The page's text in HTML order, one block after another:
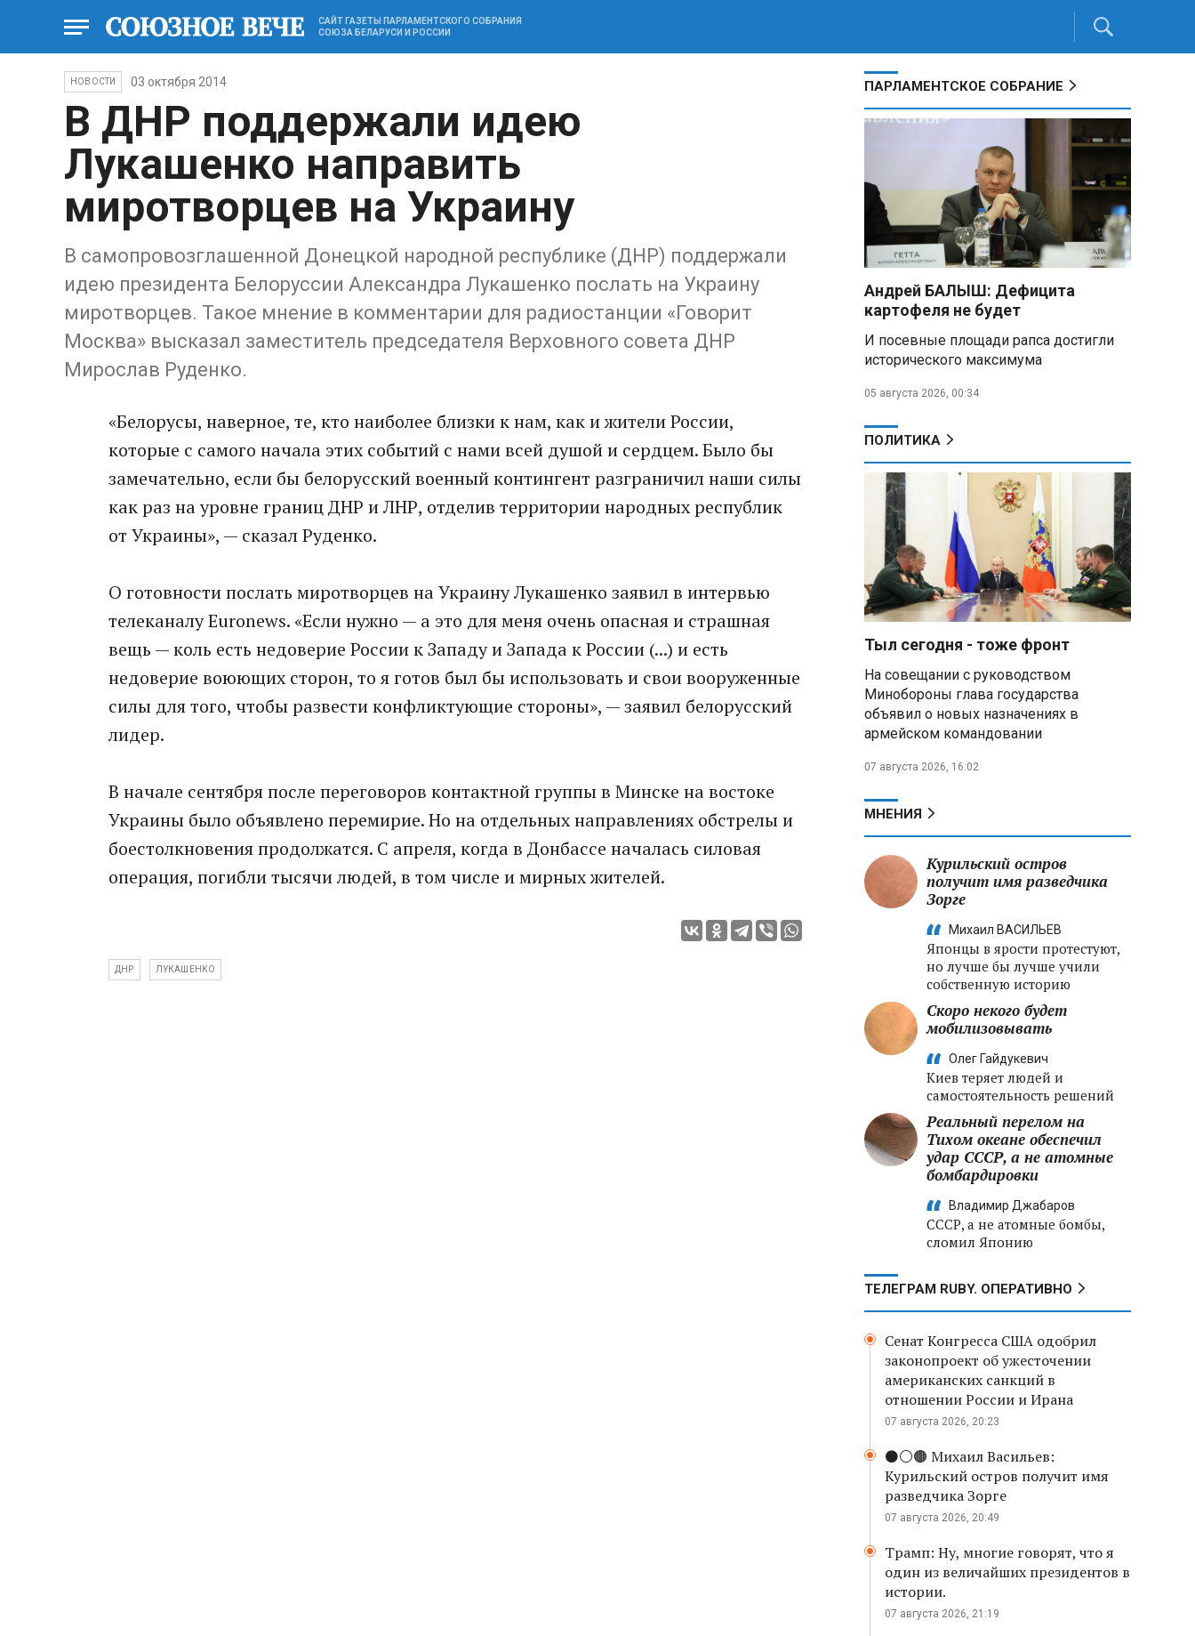
САЙТ ГАЗЕТЫ ПАРЛАМЕНТСКОГО СОБРАНИЯ
СОЮЗА БЕЛАРУСИ И РОССИИ
НОВОСТИ 03 октября 2014
В ДНР поддержали идею
Лукашенко направить
миротворцев на Украину
В самопровозглашенной Донецкой народной республике (ДНР) поддержали
идею президента Белоруссии Александра Лукашенко послать на Украину
миротворцев. Такое мнение в комментарии для радиостанции «Говорит
Москва» высказал заместитель председателя Верховного совета ДНР
Мирослав Руденко.
«Белорусы, наверное, те, кто наиболее близки к нам, как и жители России,
которые с самого начала этих событий с нами всей душой и сердцем. Было бы
замечательно, если бы белорусский военный контингент разграничил наши силы
как раз на уровне границ ДНР и ЛНР, отделив территории народных республик
от Украины», — сказал Руденко.
О готовности послать миротворцев на Украину Лукашенко заявил в интервью
телеканалу Euronews. «Если нужно — а это для меня очень опасная и страшная
вещь — коль есть недоверие России к Западу и Запада к России (...) и есть
недоверие воюющих сторон, то я готов был бы использовать и свои вооруженные
силы для того, чтобы развести конфликтующие стороны», — заявил белорусский
лидер.
В начале сентября после переговоров контактной группы в Минске на востоке
Украины было объявлено перемирие. Но на отдельных направлениях обстрелы и
боестолкновения продолжатся. С апреля, когда в Донбассе началась силовая
операция, погибли тысячи людей, в том числе и мирных жителей.
ДНР ЛУКАШЕНКО
ПАРЛАМЕНТСКОЕ СОБРАНИЕ
Андрей БАЛЫШ: Дефицита
картофеля не будет
И посевные площади рапса достигли
исторического максимума
05 августа 2026, 00:34
ПОЛИТИКА
Тыл сегодня - тоже фронт
На совещании с руководством
Минобороны глава государства
объявил о новых назначениях в
армейском командовании
07 августа 2026, 16:02
МНЕНИЯ
Курильский остров
получит имя разведчика
Зорге
Михаил ВАСИЛЬЕВ
Японцы в ярости протестуют,
но лучше бы лучше учили
собственную историю
Скоро некого будет
мобилизовывать
Олег Гайдукевич
Киев теряет людей и
самостоятельность решений
Реальный перелом на
Тихом океане обеспечил
удар СССР, а не атомные
бомбардировки
Владимир Джабаров
СССР, а не атомные бомбы,
сломил Японию
ТЕЛЕГРАМ RUBY. ОПЕРАТИВНО
Сенат Конгресса США одобрил
законопроект об ужесточении
американских санкций в
отношении России и Ирана
07 августа 2026, 20:23
⚫️⚪️🟤 Михаил Васильев:
Курильский остров получит имя
разведчика Зорге
07 августа 2026, 20:49
Трамп: Ну, многие говорят, что я
один из величайших президентов в
истории.
07 августа 2026, 21:19